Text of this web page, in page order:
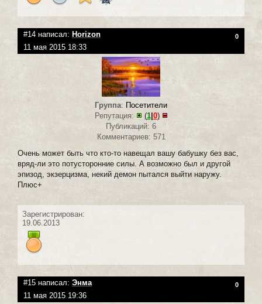
#14 написал: Horizon 0
11 мая 2015 18:33
Группа: Посетители
Репутация:
(1| 0)
Публикаций: 6
Комментариев: 571
Очень может быть что кто-то навещал вашу бабушку без вас,
вряд-ли это потусторонние силы. А возможно был и другой
эпизод, экзерцизма, некий демон пытался выйти наружу.
Плюс+
Зарегистрирован:
19.06.2013
#15 написал: Энма 0
11 мая 2015 19:36